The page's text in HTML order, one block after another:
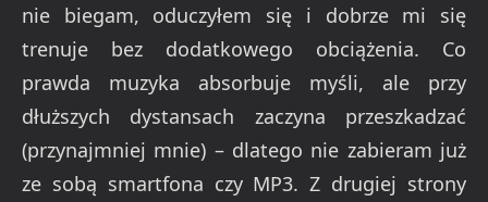
nie biegam, oduczyłem się i dobrze mi się
trenuje bez dodatkowego obciążenia. Co
prawda muzyka absorbuje myśli, ale przy
dłuższych dystansach zaczyna przeszkadzać
(przynajmniej mnie) – dlatego nie zabieram już
ze sobą smartfona czy MP3. Z drugiej strony